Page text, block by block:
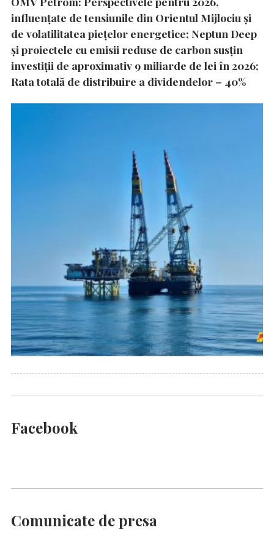
influențate de tensiunile din Orientul Mijlociu și
de volatilitatea piețelor energetice; Neptun Deep
și proiectele cu emisii reduse de carbon susțin
investiții de aproximativ 9 miliarde de lei în 2026;
Rata totală de distribuire a dividendelor – 40%
Facebook
Comunicate de presa